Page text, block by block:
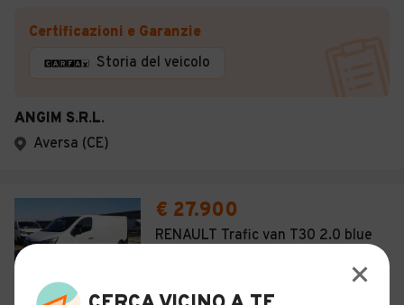
Certificazioni e Garanzie
Storia del veicolo
ANGIM S.R.L.
Aversa (CE)
€ 27.900
RENAULT Trafic van T30 2.0 blue